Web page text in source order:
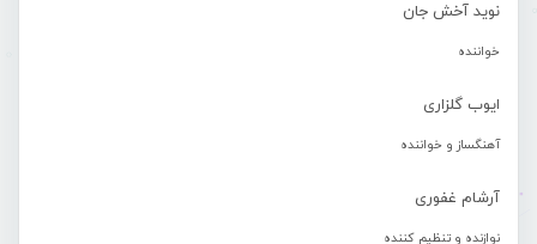
نوید آخش جان
خواننده
ایوب گلزاری
آهنگساز و خواننده
آرشام غفوری
نوازنده و تنظیم کننده